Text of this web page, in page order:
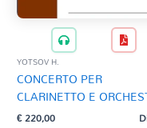
YOTSOV H.
CONCERTO PER
CLARINETTO E
€220,00